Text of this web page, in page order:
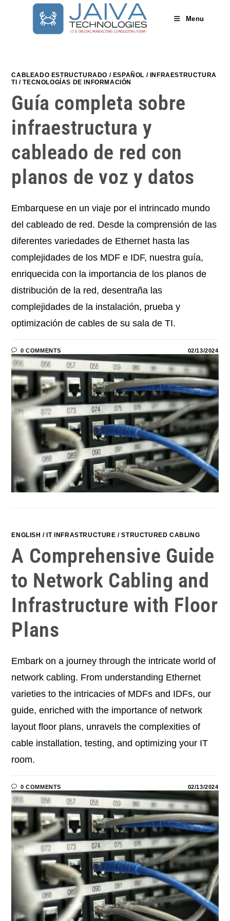
Menu
CABLEADO ESTRUCTURADO / ESPAÑOL / INFRAESTRUCTURA
TI /TECNOLOGÍAS DE INFORMACIÓN
Guía completa sobre
infraestructura y
cableado de red con
planos de voz y datos
Embarquese en un viaje por el intrincado mundo
del cableado de red. Desde la comprensión de las
diferentes variedades de Ethernet hasta las
complejidades de los MDF e IDF, nuestra guía,
enriquecida con la importancia de los planos de
distribución de la red, desentraña las
complejidades de la instalación, prueba y
optimización de cables de su sala de TI.
0 COMMENTS 02/13/2024
ENGLISH / IT INFRASTRUCTURE /STRUCTURED CABLING
A Comprehensive Guide
to Network Cabling and
Infrastructure with Floor
Plans
Embark on a journey through the intricate world of
network cabling. From understanding Ethernet
varieties to the intricacies of MDFs and IDFs, our
guide, enriched with the importance of network
layout floor plans, unravels the complexities of
cable installation, testing, and optimizing your IT
room.
0 COMMENTS 02/13/2024